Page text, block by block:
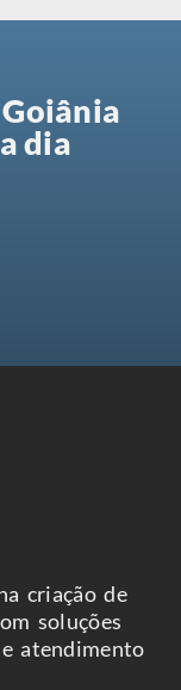
dia
criação de
soluções
atendimento